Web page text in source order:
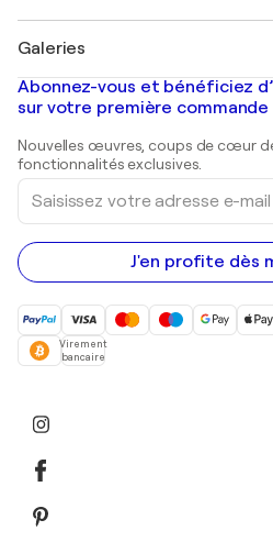
Banksy
Mr. Brainwash
Shepard Fairey
Tableaux abstraits à vendre
Peintures de paysage
Estampes
Peintures acryliques
Galeries
Galeries d'art en France
Galeries d'art en Belgique
Abonnez-vous et bénéficiez
sur votre première commande
Nouvelles œuvres, coups de cœur
fonctionnalités exclusives.
Saisissez
votre
adresse
e-
mail
J'en profite dès
Virement
bancaire